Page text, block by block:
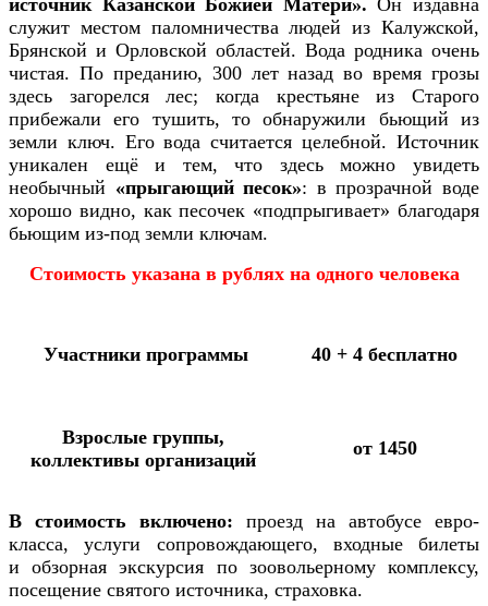
служит местом паломничества людей из Калужской,
Брянской и Орловской областей. Вода родника очень
чистая. По преданию, 300 лет назад во время грозы
здесь загорелся лес; когда крестьяне из Старого
прибежали его тушить, то обнаружили бьющий из
земли ключ. Его вода считается целебной. Источник
уникален ещё и тем, что здесь можно увидеть
необычный «прыгающий песок»: в прозрачной воде
хорошо видно, как песочек «подпрыгивает» благодаря
бьющим из-под земли ключам.
Стоимость указана в рублях на одного человека
Участники программы 40 + 4 бесплатно
Взрослые группы,
коллективы организаций
от 1450
В стоимость включено: проезд на автобусе евро-
класса, услуги сопровождающего, входные билеты
и обзорная экскурсия по зоовольерному комплексу,
посещение святого источника, страховка.